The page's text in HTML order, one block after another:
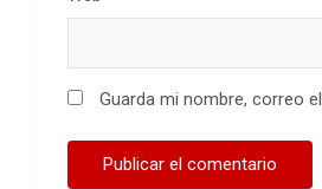
Guarda mi nombre, correo